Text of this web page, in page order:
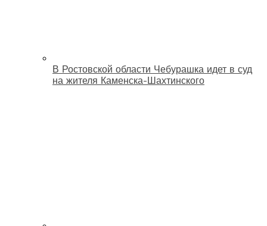
В Ростовской области Чебурашка идет в суд
на жителя Каменска-Шахтинского